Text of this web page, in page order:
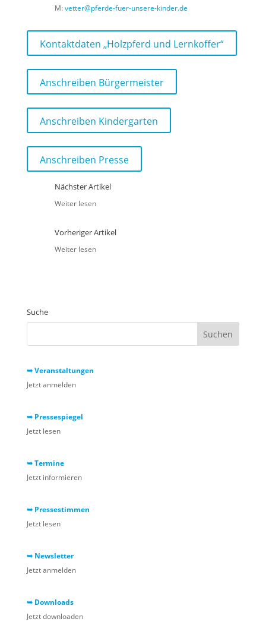
M:vetter@pferde-fuer-unsere-kinder.de
Kontaktdaten „Holzpferd und Lernkoffer“
Anschreiben Bürgermeister
Anschreiben Kindergarten
Anschreiben Presse
Nächster Artikel
Weiter lesen
Vorheriger Artikel
Weiter lesen
Suche
➥ Veranstaltungen
Jetzt anmelden
➥ Pressespiegel
Jetzt lesen
➥ Termine
Jetzt informieren
➥ Pressestimmen
Jetzt lesen
➥ Newsletter
Jetzt anmelden
➥ Downloads
Jetzt downloaden